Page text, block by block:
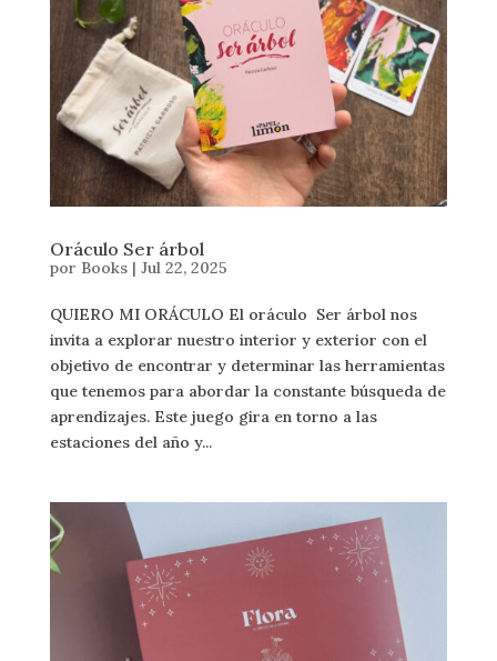
Oráculo Ser árbol
por Books| Jul 22, 2025
QUIERO MI ORÁCULO El oráculo Ser árbol nos
invita a explorar nuestro interior y exterior con el
objetivo de encontrar y determinar las herramientas
que tenemos para abordar la constante búsqueda de
aprendizajes. Este juego gira en torno a las
estaciones del año y...